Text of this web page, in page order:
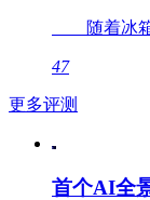
随着冰箱
47
更多评测
首个AI全